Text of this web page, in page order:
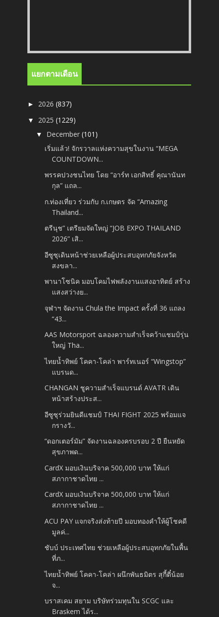
แยกตามเดือน
► 2026(837)
▼ 2025(1229)
▼ December(101)
เริ่มแล้ว! จักรวาลแห่งความสุขในงาน “MEGA
COUNTDOWN...
พรรคปวงชนไทย โดย “อาร์ท เอกสิทธิ์ คุณานันท
กุล” แถล...
ก.ท่องเที่ยว ร่วมกับ ก.เกษตร จัด “Amazing
Thailand...
ตรีนุช” เตรียมจัดใหญ่ “JOB EXPO THAILAND
2026” เสิ...
อีซูซุเดินหน้าช่วยเหลือผู้ประสบอุทกภัยจังหวัด
สงขลา...
พานาโซนิค มอบโคมไฟพลังงานแสงอาทิตย์ สร้าง
แสงสว่างย...
จุฬาฯ จัดงาน Chula the Impact ครั้งที่ 36 แถลง
“43...
AAS Motorsport ฉลองความสำเร็จคว้าแชมป์รุ่น
ใหญ่ Tha...
ไทยน้ำทิพย์ โคคา-โคล่า พาร์ทเนอร์ “Wingstop”
แบรนด...
CHANGAN ชูความสำเร็จแบรนด์ AVATR เดิน
หน้าสร้างประส...
อีซูซุร่วมยินดีแชมป์ THAI FIGHT 2025 พร้อมแจ
กรางวั...
“ดอกเตอร์มัม” จัดงานฉลองครบรอบ 2 ปี ยืนหยัด
สุขภาพด...
CardX มอบเงินบริจาค 500,000 บาท ให้แก่
สภากาชาดไทย ...
CardX มอบเงินบริจาค 500,000 บาท ให้แก่
สภากาชาดไทย ...
ACU PAY แจกจริงส่งท้ายปี มอบทองคำให้ผู้โชคดี
มูลค่...
ชับบ์ ประเทศไทย ช่วยเหลือผู้ประสบอุทกภัยในพื้น
ที่ภ...
ไทยน้ำทิพย์ โคคา-โคล่า ผนึกพันธมิตร สุกี้ตี๋น้อย
จ...
บราสเคม สยาม บริษัทร่วมทุนใน SCGC และ
Braskem ได้ร...